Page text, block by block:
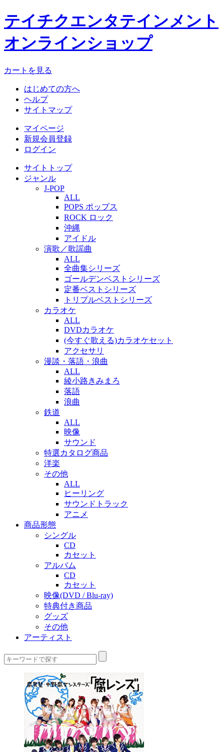
テイチクエンタテインメント
オンラインショップ
カートを見る
はじめての方へ
ヘルプ
サイトマップ
マイページ
新規会員登録
ログイン
サイトトップ
ジャンル
J-POP
ALL
POPS ポップス
ROCK ロック
沖縄
アイドル
演歌／歌謡曲
ALL
全曲集シリーズ
ゴールデンベストシリーズ
定番ベストシリーズ
トリプルベストシリーズ
カラオケ
ALL
DVDカラオケ
(今すぐ歌える)カラオケセット
アクセサリ
漫談・落語・浪曲
ALL
綾小路きみまろ
落語
浪曲
鉄道
ALL
映像
サウンド
特選カタログ商品
洋楽
その他
ALL
ヒーリング
サウンドトラック
アニメ
商品形態
シングル
CD
カセット
アルバム
CD
カセット
映像(DVD / Blu-ray)
特典付き商品
グッズ
その他
アーティスト